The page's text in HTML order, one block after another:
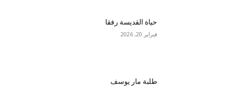
حياة القديسة رفقا
فبراير 20, 2026
طلبة مار يوسف